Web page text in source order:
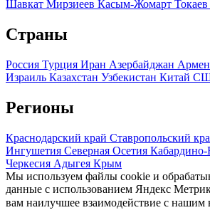
Шавкат Мирзиеев Касым-Жомарт Токаев
Страны
Россия Турция Иран Азербайджан
Израиль Казахстан Узбекистан Китай
Регионы
Краснодарский край Ставропольский
Ингушетия Северная Осетия Кабардино-
Черкесия Адыгея Крым
Мы используем файлы cookie и
данные с использованием Яндекс
вам наилучшее взаимодействие с нашим